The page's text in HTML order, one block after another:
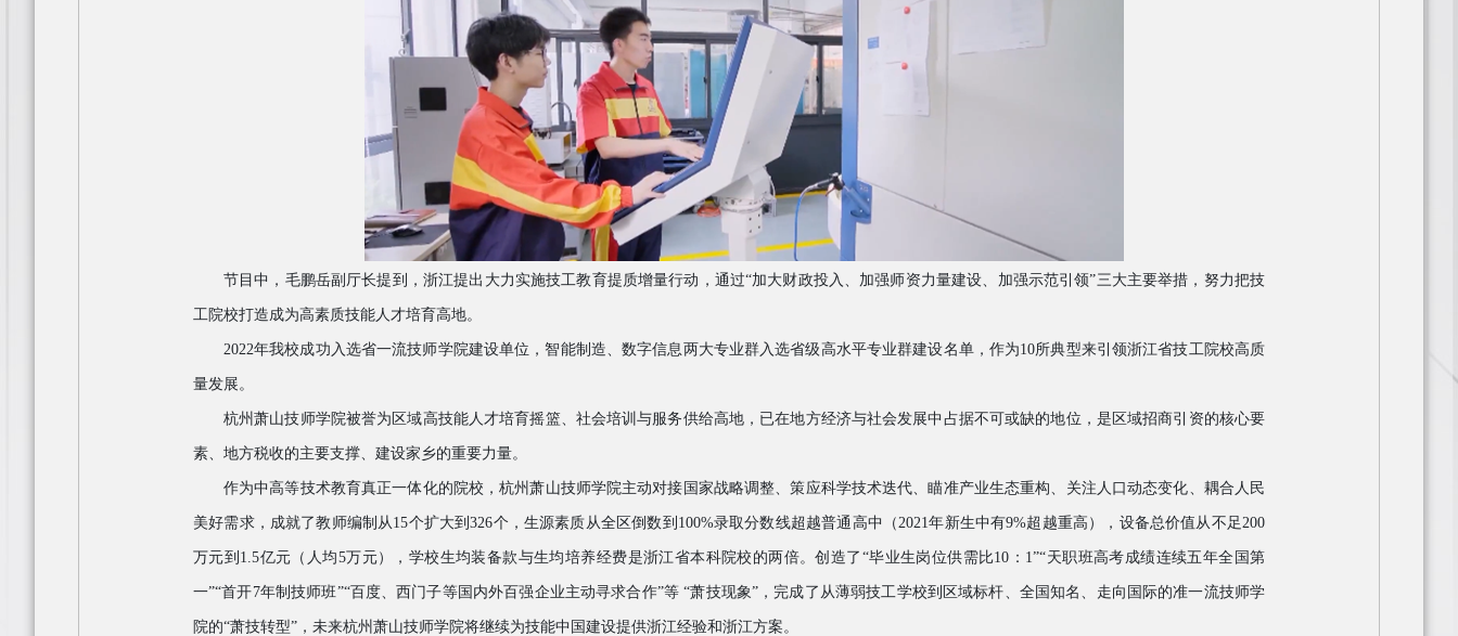
节目中，毛鹏岳副厅长提到，浙江提出大力实施技工教育提质增量行动，通过“加大财政投入、加强师资力量建设、加强示范引领”三大主要举措，努力把技
工院校打造成为高素质技能人才培育高地。
2022年我校成功入选省一流技师学院建设单位，智能制造、数字信息两大专业群入选省级高水平专业群建设名单，作为10所典型来引领浙江省技工院校高质
量发展。
杭州萧山技师学院被誉为区域高技能人才培育摇篮、社会培训与服务供给高地，已在地方经济与社会发展中占据不可或缺的地位，是区域招商引资的核心要
素、地方税收的主要支撑、建设家乡的重要力量。
作为中高等技术教育真正一体化的院校，杭州萧山技师学院主动对接国家战略调整、策应科学技术迭代、瞄准产业生态重构、关注人口动态变化、耦合人民
美好需求，成就了教师编制从15个扩大到326个，生源素质从全区倒数到 100%录取分数线超越普通高中（2021年新生中有9%超越重高），设备总价值从不足200
万元到 1.5亿元（人均5万元），学校生均装备款与生均培养经费是浙江省本科院校的两倍。创造了 “毕业生岗位供需比10 ： 1”“天职班高考成绩连续五年全国第
一”“首开7年制技师班”“百度、西门子等国内外百强企业主动寻求合作”等“萧技现象” ，完成了从薄弱技工学校到区域标杆、全国知名、走向国际的准一流技师学
院的“萧技转型” ，未来杭州萧山技师学院将继续为技能中国建设提供浙江经验和浙江方案。